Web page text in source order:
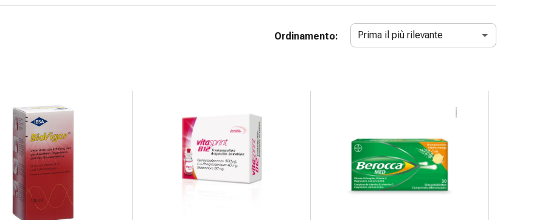
Ordinamento: Prima il più rilevante